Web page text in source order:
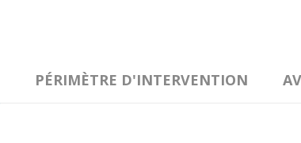
PÉRIMÈTRE D'INTERVENTION